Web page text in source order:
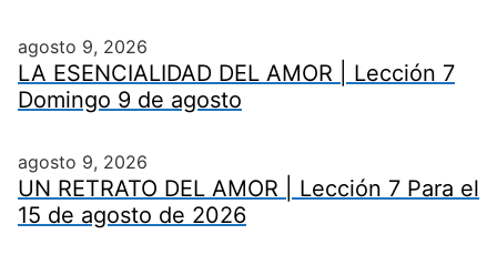
agosto 9, 2026
LA ESENCIALIDAD DEL AMOR | Lección 7
Domingo 9 de agosto
agosto 9, 2026
UN RETRATO DEL AMOR | Lección 7 Para el
15 de agosto de 2026